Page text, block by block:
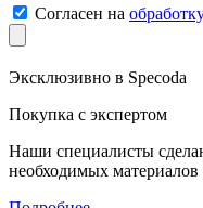
Согласен на
Эксклюзивно в Specoda
Покупка с экспертом
Наши специалисты
необходимых